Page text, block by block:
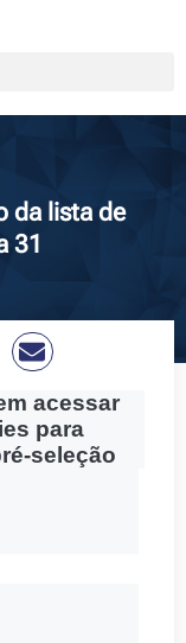
da lista de
31
acessar
para
seleção